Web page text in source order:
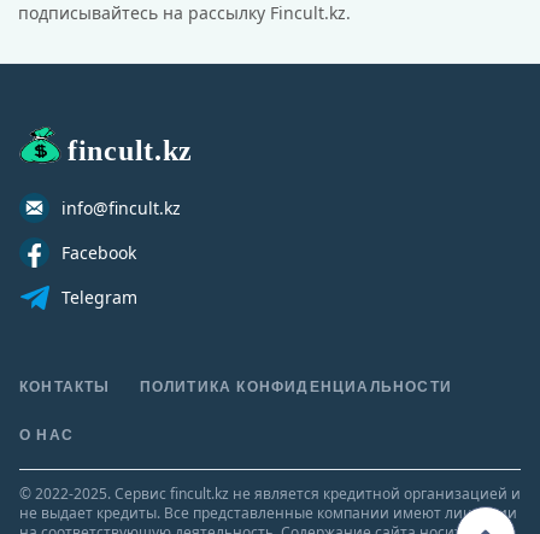
подписывайтесь на рассылку Fincult.kz.
fincult.kz
info@fincult.kz
Facebook
Telegram
КОНТАКТЫ ПОЛИТИКА КОНФИДЕНЦИАЛЬНОСТИ
О НАС
© 2022-2025. Сервис fincult.kz не является кредитной организацией и
не выдает кредиты. Все представленные компании имеют лицензии